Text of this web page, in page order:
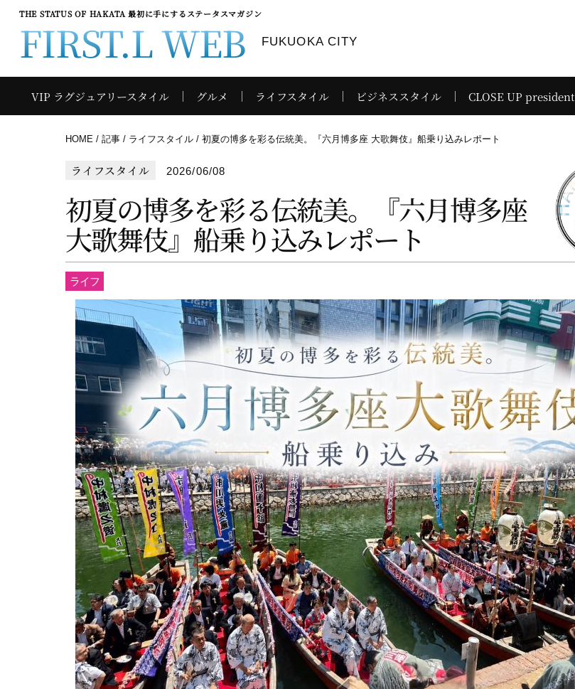
THE STATUS OF HAKATA 最初に手にするステータスマガジン
FIRST.L WEB FUKUOKA CITY
VIP ラグジュアリースタイル グルメ ライフスタイル ビジネススタイル CLOSE UP president
HOME 記事 ライフスタイル 初夏の博多を彩る伝統美。『六月博多座 大歌舞伎』船乗り込みレポート
ライフスタイル 2026/06/08
初夏の博多を彩る伝統美。『六月博多座
大歌舞伎』船乗り込みレポート
ライフ